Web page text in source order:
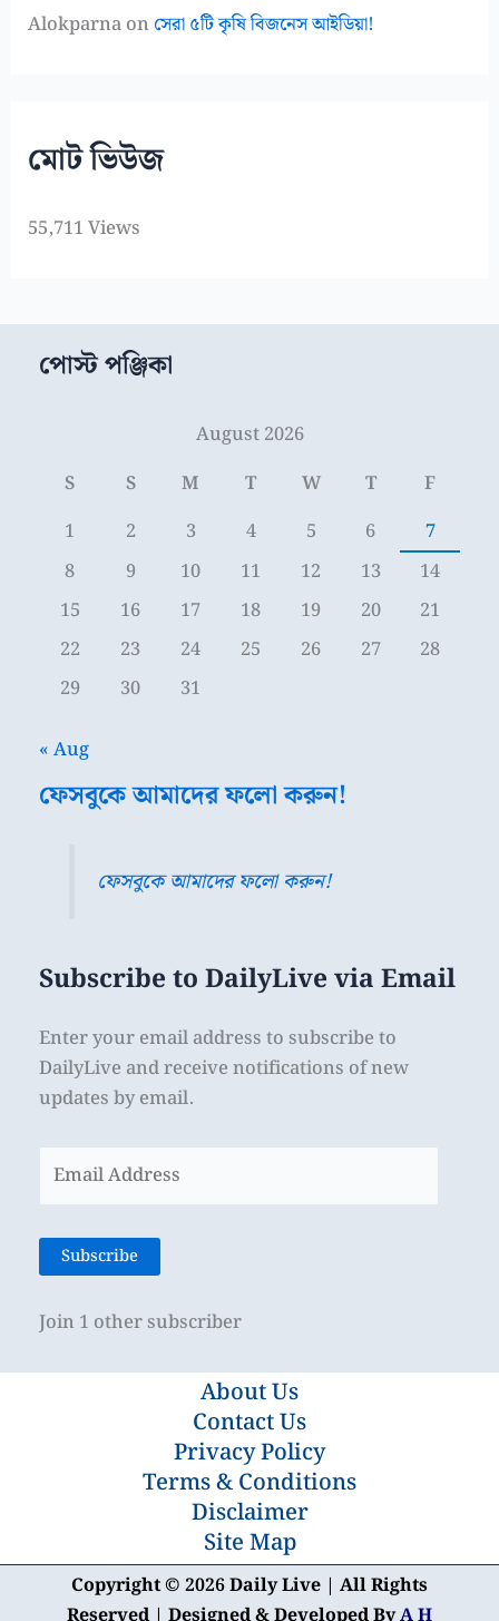
Alokparnaon সেরা ৫টি কৃষি বিজনেস আইডিয়া!
মোট ভিউজ
55,711 Views
পোস্ট পঞ্জিকা
August 2026
S
S M T W T
F
1
2 3 4 5 6
7
8
9 10 11 12 13
14
15
16 17 18 19 20
21
22
23 24 25 26 27
28
29
30 31
« Aug
ফেসবুকে আমাদের ফলো করুন!
ফেসবুকে আমাদের ফলো করুন!
Subscribe to DailyLive via Email
Enter your email address to subscribe to
DailyLive and receive notifications of new
updates by email.
Address
Subscribe
Join 1 other subscriber
About Us
Contact Us
Privacy Policy
Terms & Conditions
Disclaimer
Site Map
Copyright © 2026 Daily Live | All Rights